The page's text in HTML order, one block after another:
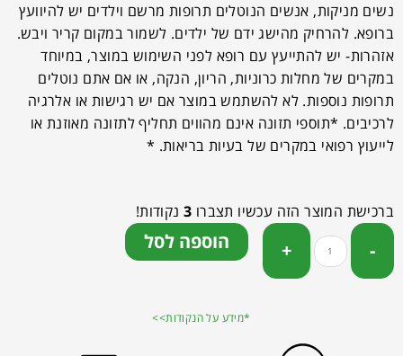
נשים מניקות, אנשים הנוטלים תרופות מרשם וילדים יש להיוועץ
ברופא. להרחיק מהישג ידם של ילדים. לשמור במקום קריר ויבש.
אזהרות- יש להתייעץ עם רופא לפני השימוש במוצר, במיוחד
במקרים של מחלות כרוניות, הריון, הנקה, או אם אתם נוטלים
תרופות נוספות. לא להשתמש במוצר אם יש רגישות או אלרגיה
לרכיבים. *תוספי תזונה אינם מהווים תחליף לתזונה מאוזנת או
לייעוץ רפואי במקרים של בעיות בריאות. *
ברכישת המוצר הזה עכשיו תצברו 3 נקודות!
הוספה לסל
*מידע על הנקודות>>